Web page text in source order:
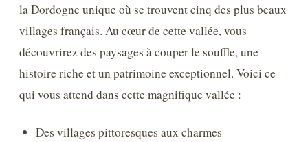
la Dordogne unique où se trouvent cinq des plus beaux
villages français. Au cœur de cette vallée, vous
découvrirez des paysages à couper le souffle, une
histoire riche et un patrimoine exceptionnel. Voici ce
qui vous attend dans cette magnifique vallée :
Des villages pittoresques aux charmes